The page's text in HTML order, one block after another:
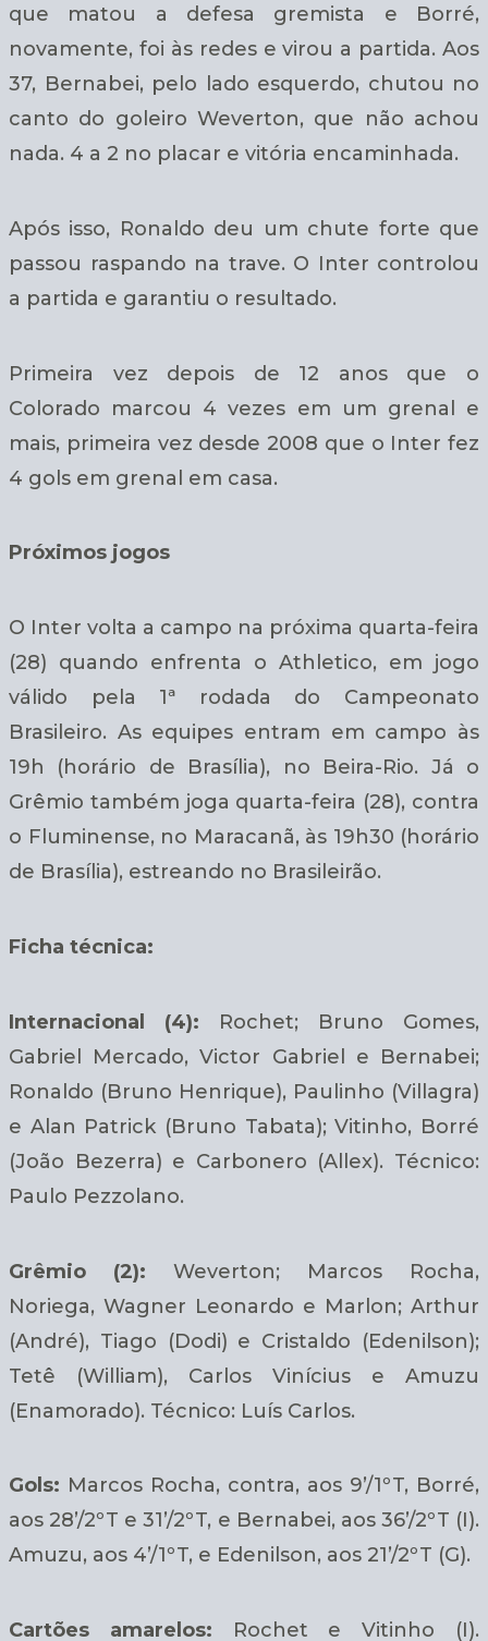
que matou a defesa gremista e Borré,
novamente, foi às redes e virou a partida. Aos
37, Bernabei, pelo lado esquerdo, chutou no
canto do goleiro Weverton, que não achou
nada. 4 a 2 no placar e vitória encaminhada.
Após isso, Ronaldo deu um chute forte que
passou raspando na trave. O Inter controlou
a partida e garantiu o resultado.
Primeira vez depois de 12 anos que o
Colorado marcou 4 vezes em um grenal e
mais, primeira vez desde 2008 que o Inter fez
4 gols em grenal em casa.
Próximos jogos
O Inter volta a campo na próxima quarta-feira
(28) quando enfrenta o Athletico, em jogo
válido pela 1ª rodada do Campeonato
Brasileiro. As equipes entram em campo às
19h (horário de Brasília), no Beira-Rio. Já o
Grêmio também joga quarta-feira (28), contra
o Fluminense, no Maracanã, às 19h30 (horário
de Brasília), estreando no Brasileirão.
Ficha técnica:
Internacional (4): Rochet; Bruno Gomes,
Gabriel Mercado, Victor Gabriel e Bernabei;
Ronaldo (Bruno Henrique), Paulinho (Villagra)
e Alan Patrick (Bruno Tabata); Vitinho, Borré
(João Bezerra) e Carbonero (Allex). Técnico:
Paulo Pezzolano.
Grêmio (2): Weverton; Marcos Rocha,
Noriega, Wagner Leonardo e Marlon; Arthur
(André), Tiago (Dodi) e Cristaldo (Edenilson);
Tetê (William), Carlos Vinícius e Amuzu
(Enamorado). Técnico: Luís Carlos.
Gols: Marcos Rocha, contra, aos 9’/1ºT, Borré,
aos 28’/2ºT e 31’/2ºT, e Bernabei, aos 36’/2ºT (I).
Amuzu, aos 4’/1ºT, e Edenilson, aos 21’/2ºT (G).
Cartões amarelos: Rochet e Vitinho (I).